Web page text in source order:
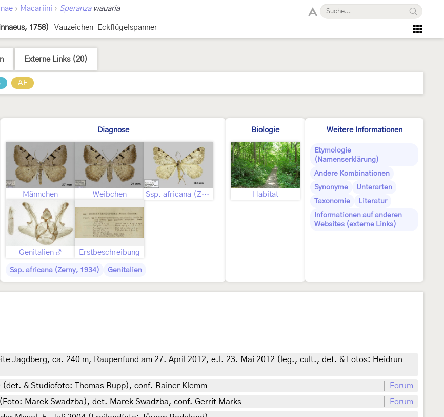
› Macariini › Speranzawauaria
1758) Vauzeichen-Eckflügelspanner
Externe Links (20)
AF
Diagnose
Männchen Weibchen Ssp. africana (Zerny, 1934) Geschlecht nicht bestimmt
Genitalien ♂ Erstbeschreibung
Ssp. africana (Zerny, 1934) Genitalien
Biologie
Habitat
Weitere Informationen
Etymologie
(Namenserklärung)
Andere Kombinationen
Synonyme
Unterarten
Taxonomie
Literatur
Informationen auf anderen
Websites (externe Links)
Jagdberg, ca. 240 m, Raupenfund am 27. April 2012, e.l. 23. Mai 2012 (leg., cult., det. & Fotos: Heidrun
& Studiofoto: Thomas Rupp), conf. Rainer Klemm
Forum
Marek Swadzba), det. Marek Swadzba, conf. Gerrit Marks
Forum